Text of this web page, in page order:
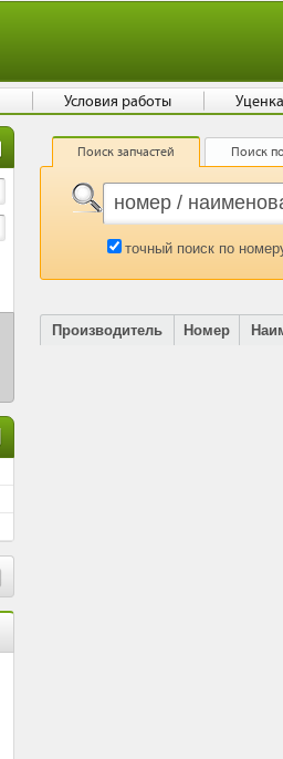
Поиск запчастей Поиск
точный поиск по
Производитель Номер
Условия работы